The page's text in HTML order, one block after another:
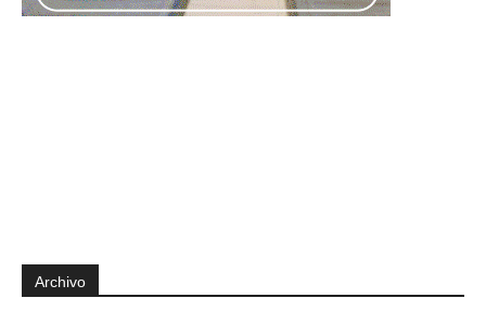
Archivo